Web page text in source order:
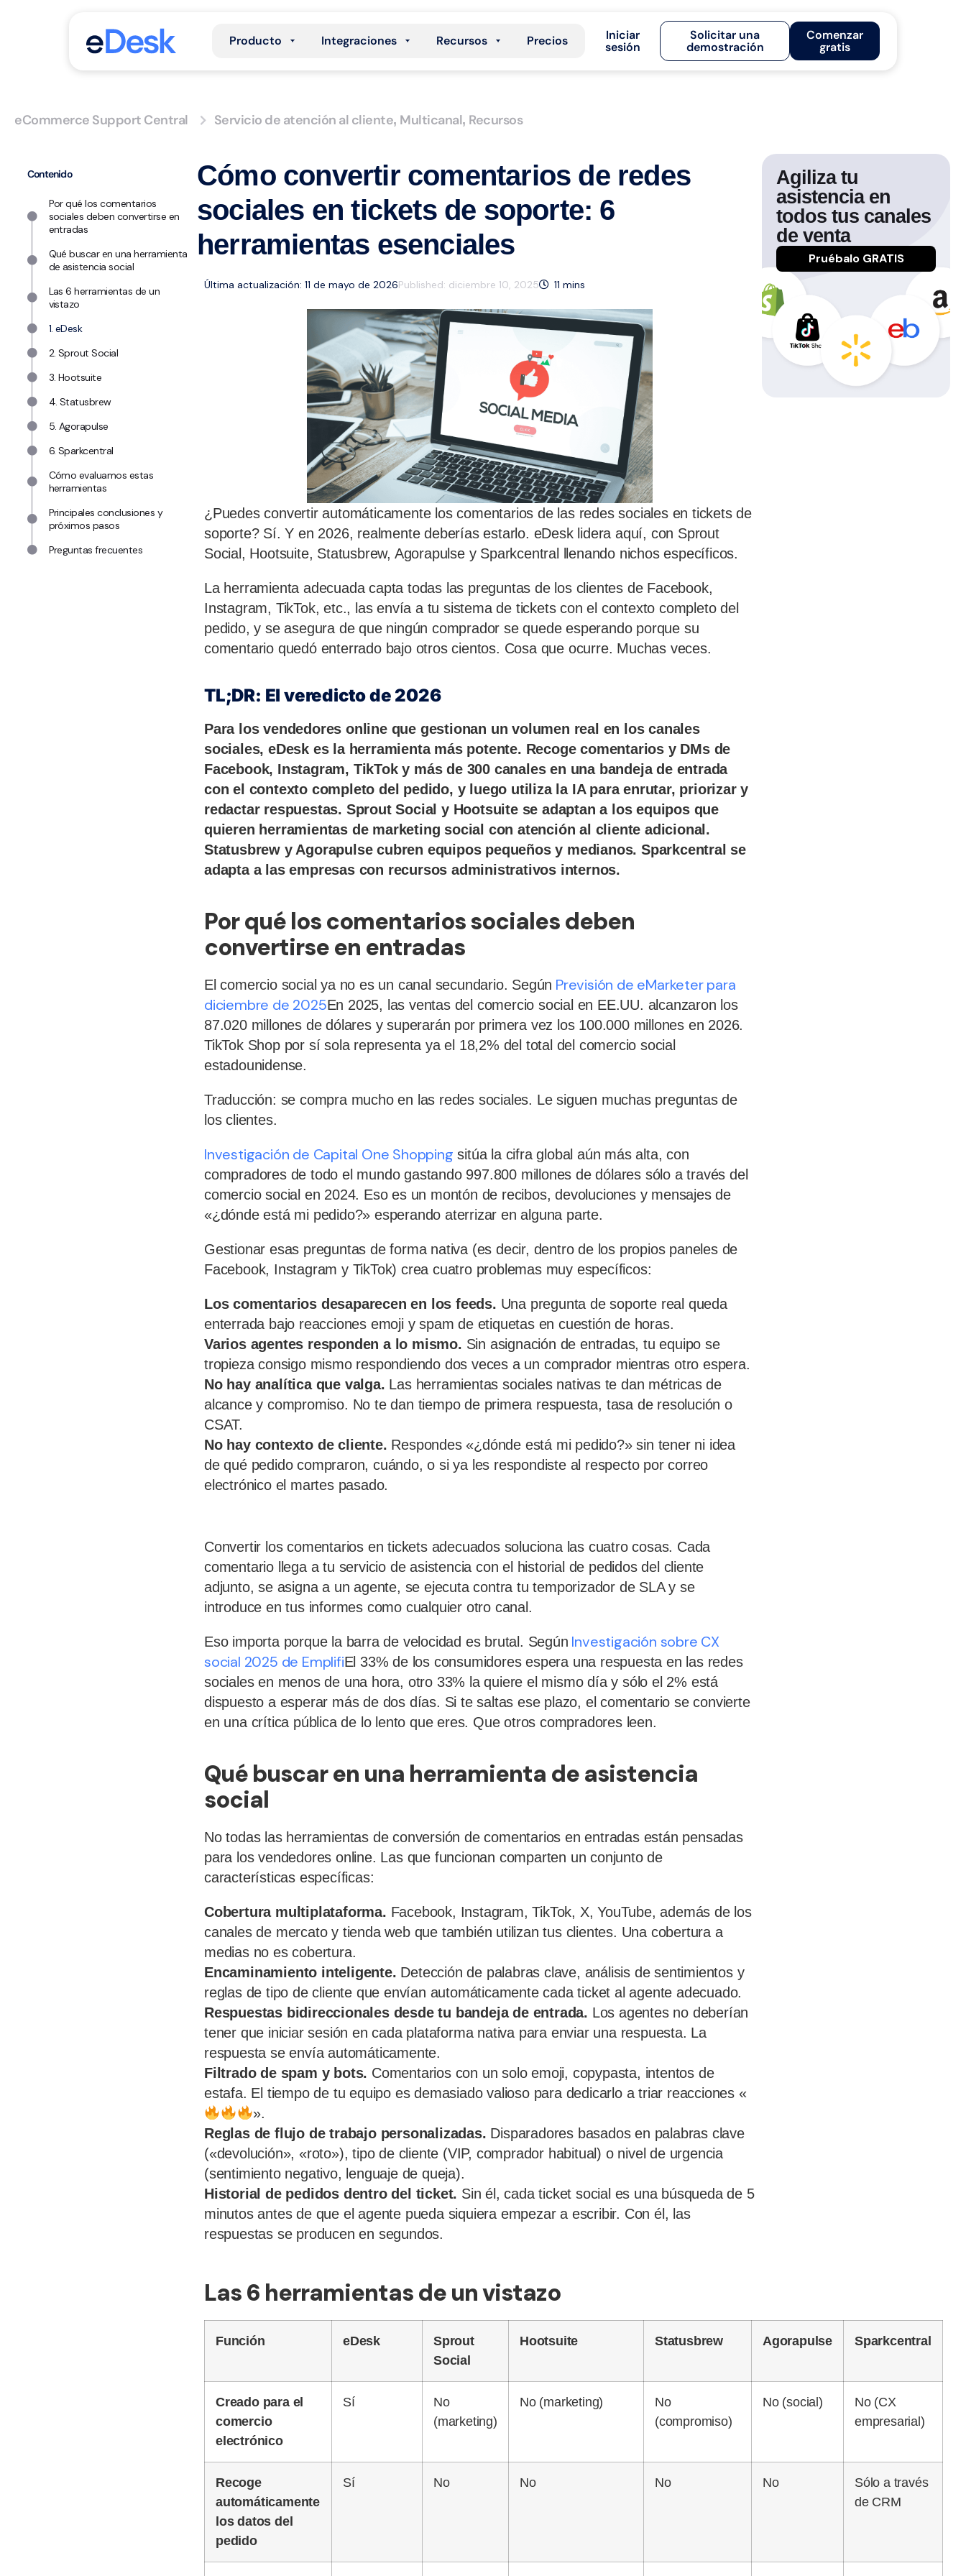
Producto Integraciones Recursos Precios
Iniciar
sesión
Solicitar una
demostración
Comenzar
gratis
eCommerce Support Central Servicio de atención al cliente, Multicanal, Recursos
Contenido
Por qué los comentarios
sociales deben convertirse en
entradas
Qué buscar en una herramienta
de asistencia social
Las 6 herramientas de un
vistazo
1. eDesk
2. Sprout Social
3. Hootsuite
4. Statusbrew
5. Agorapulse
6. Sparkcentral
Cómo evaluamos estas
herramientas
Principales conclusiones y
próximos pasos
Preguntas frecuentes
Cómo convertir comentarios de redes
sociales en tickets de soporte: 6
herramientas esenciales
Última actualización: 11 de mayo de 2026Published: diciembre 10, 2025 11 mins
¿Puedes convertir automáticamente los comentarios de las redes sociales en tickets de
soporte? Sí. Y en 2026, realmente deberías estarlo. eDesk lidera aquí, con Sprout
Social, Hootsuite, Statusbrew, Agorapulse y Sparkcentral llenando nichos específicos.
La herramienta adecuada capta todas las preguntas de los clientes de Facebook,
Instagram, TikTok, etc., las envía a tu sistema de tickets con el contexto completo del
pedido, y se asegura de que ningún comprador se quede esperando porque su
comentario quedó enterrado bajo otros cientos. Cosa que ocurre. Muchas veces.
TL;DR: El veredicto de 2026
Para los vendedores online que gestionan un volumen real en los canales
sociales, eDesk es la herramienta más potente. Recoge comentarios y DMs de
Facebook, Instagram, TikTok y más de 300 canales en una bandeja de entrada
con el contexto completo del pedido, y luego utiliza la IA para enrutar, priorizar y
redactar respuestas. Sprout Social y Hootsuite se adaptan a los equipos que
quieren herramientas de marketing social con atención al cliente adicional.
Statusbrew y Agorapulse cubren equipos pequeños y medianos. Sparkcentral se
adapta a las empresas con recursos administrativos internos.
Por qué los comentarios sociales deben
convertirse en entradas
El comercio social ya no es un canal secundario. Según Previsión de eMarketer para
diciembre de 2025En 2025, las ventas del comercio social en EE.UU. alcanzaron los
87.020 millones de dólares y superarán por primera vez los 100.000 millones en 2026.
TikTok Shop por sí sola representa ya el 18,2% del total del comercio social
estadounidense.
Traducción: se compra mucho en las redes sociales. Le siguen muchas preguntas de
los clientes.
Investigación de Capital One Shopping sitúa la cifra global aún más alta, con
compradores de todo el mundo gastando 997.800 millones de dólares sólo a través del
comercio social en 2024. Eso es un montón de recibos, devoluciones y mensajes de
«¿dónde está mi pedido?» esperando aterrizar en alguna parte.
Gestionar esas preguntas de forma nativa (es decir, dentro de los propios paneles de
Facebook, Instagram y TikTok) crea cuatro problemas muy específicos:
Los comentarios desaparecen en los feeds. Una pregunta de soporte real queda
enterrada bajo reacciones emoji y spam de etiquetas en cuestión de horas.
Varios agentes responden a lo mismo. Sin asignación de entradas, tu equipo se
tropieza consigo mismo respondiendo dos veces a un comprador mientras otro espera.
No hay analítica que valga. Las herramientas sociales nativas te dan métricas de
alcance y compromiso. No te dan tiempo de primera respuesta, tasa de resolución o
CSAT.
No hay contexto de cliente. Respondes «¿dónde está mi pedido?» sin tener ni idea
de qué pedido compraron, cuándo, o si ya les respondiste al respecto por correo
electrónico el martes pasado.
Convertir los comentarios en tickets adecuados soluciona las cuatro cosas. Cada
comentario llega a tu servicio de asistencia con el historial de pedidos del cliente
adjunto, se asigna a un agente, se ejecuta contra tu temporizador de SLA y se
introduce en tus informes como cualquier otro canal.
Eso importa porque la barra de velocidad es brutal. Según Investigación sobre CX
social 2025 de EmplifiEl 33% de los consumidores espera una respuesta en las redes
sociales en menos de una hora, otro 33% la quiere el mismo día y sólo el 2% está
dispuesto a esperar más de dos días. Si te saltas ese plazo, el comentario se convierte
en una crítica pública de lo lento que eres. Que otros compradores leen.
Qué buscar en una herramienta de asistencia
social
No todas las herramientas de conversión de comentarios en entradas están pensadas
para los vendedores online. Las que funcionan comparten un conjunto de
características específicas:
Cobertura multiplataforma. Facebook, Instagram, TikTok, X, YouTube, además de los
canales de mercato y tienda web que también utilizan tus clientes. Una cobertura a
medias no es cobertura.
Encaminamiento inteligente. Detección de palabras clave, análisis de sentimientos y
reglas de tipo de cliente que envían automáticamente cada ticket al agente adecuado.
Respuestas bidireccionales desde tu bandeja de entrada. Los agentes no deberían
tener que iniciar sesión en cada plataforma nativa para enviar una respuesta. La
respuesta se envía automáticamente.
Filtrado de spam y bots. Comentarios con un solo emoji, copypasta, intentos de
estafa. El tiempo de tu equipo es demasiado valioso para dedicarlo a triar reacciones «
».
Reglas de flujo de trabajo personalizadas. Disparadores basados en palabras clave
(«devolución», «roto»), tipo de cliente (VIP, comprador habitual) o nivel de urgencia
(sentimiento negativo, lenguaje de queja).
Historial de pedidos dentro del ticket. Sin él, cada ticket social es una búsqueda de 5
minutos antes de que el agente pueda siquiera empezar a escribir. Con él, las
respuestas se producen en segundos.
Las 6 herramientas de un vistazo
Función eDesk
Sprout
Social
Hootsuite Statusbrew Agorapulse Sparkcentral
Creado para el
comercio
electrónico
Sí
No
(marketing)
No (marketing)
No
(compromiso)
No (social)
No (CX
empresarial)
Recoge
automáticamente
los datos del
pedido
Sí No No No No
Sólo a través
de CRM
Agiliza tu
asistencia en
todos tus canales
de venta
Pruébalo GRATIS